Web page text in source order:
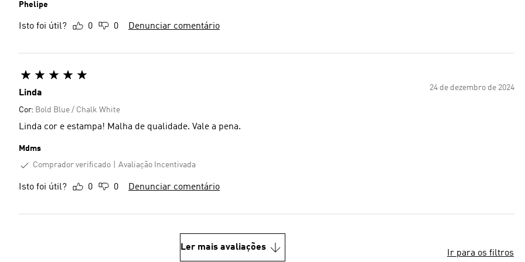
Phelipe
Isto foi útil? 0 0 Denunciar comentário
24 de dezembro de 2024
Linda
Cor: Bold Blue / Chalk White
Linda cor e estampa! Malha de qualidade. Vale a pena.
Mdms
Comprador verificado
Avaliação Incentivada
Isto foi útil? 0 0 Denunciar comentário
Ler mais avaliações
Ir para os filtros